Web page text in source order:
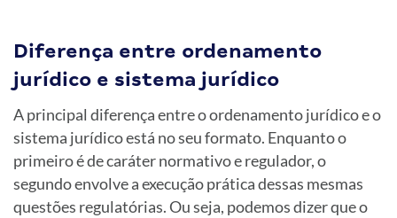
Diferença entre ordenamento
jurídico e sistema jurídico
A principal diferença entre o ordenamento jurídico e o
sistema jurídico está no seu formato. Enquanto o
primeiro é de caráter normativo e regulador, o
segundo envolve a execução prática dessas mesmas
questões regulatórias. Ou seja, podemos dizer que o